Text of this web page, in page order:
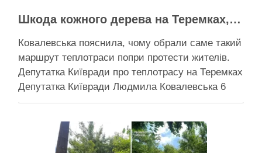
Поділитися у соцмережах: Шкода кожного дерева на Теремках, але тепло мають подати в 400 будинків – депутатка Київради
Ковалевська пояснила, чому обрали саме такий
маршрут теплотраси попри протести жителів.
Депутатка Київради про теплотрасу на Теремках
Депутатка Київради Людмила Ковалевська 6
серпня прокоментувала конфлікт навколо
на Теремках, заявивши, що розуміє обурення
жителів через вирубку дерев, але наполягає на